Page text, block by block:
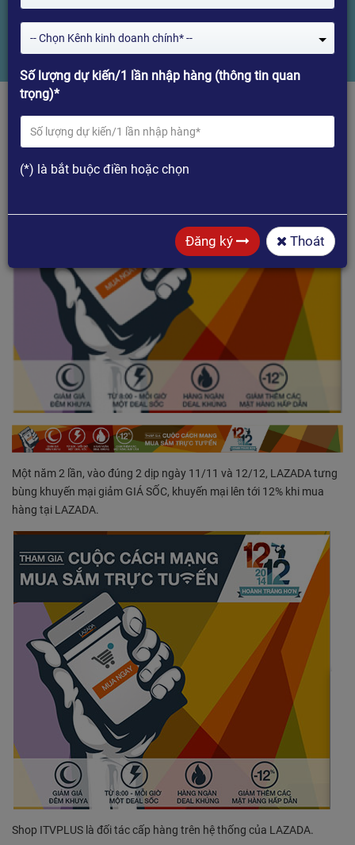
Home
nhân dịp 12 tháng 12
Một năm 2 lần, vào đúng 2 dịp ngày 11/11 và 12/12, LAZADA tưng
bùng khuyến mại giảm GIÁ SỐC, khuyến mại lên tới 12% khi mua
hàng tại LAZADA.
Shop ITVPLUS là đối tác cấp hàng trên hệ thống của LAZADA.
-- Chọn Kênh kinh doanh chính* --
Số lượng dự kiến/1 lần nhập hàng (thông tin quan
trọng)*
(*) là bắt buộc điền hoặc chọn
Đăng ký Thoát